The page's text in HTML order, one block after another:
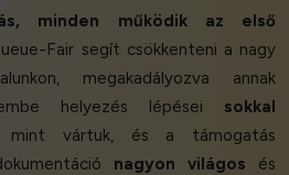
minden működik az első
Fair segít csökkenteni a nagy
megakadályozva annak
helyezés lépései sokkal
mint vártuk, és a támogatás
nagyon világos és